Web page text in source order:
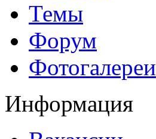
Темы
Форум
Фотогалереи
Информация